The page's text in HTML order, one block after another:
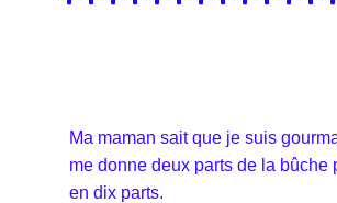
Ma maman sait que je suis
me donne deux parts de la bûche
en dix parts.